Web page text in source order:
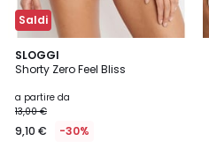
Saldi
SLOGGI
Shorty Zero Feel Bliss
a partire da
13,00 €
9,10 € -30%
5
/
2
Colori